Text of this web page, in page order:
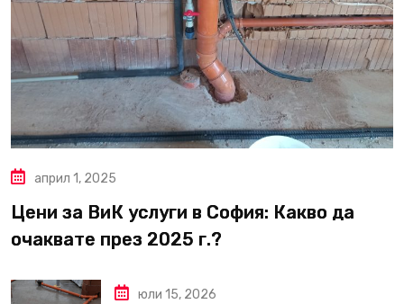
април 1, 2025
Цени за ВиК услуги в София: Какво да
очаквате през 2025 г.?
юли 15, 2026